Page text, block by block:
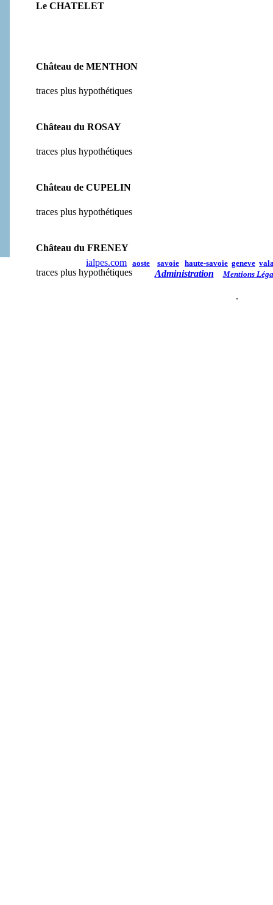
ialpes.com aoste savoie haute-savoie geneve
Administration Mentions
Le CHATELET
Château de MENTHON
traces plus hypothétiques
Château du ROSAY
traces plus hypothétiques
Château de CUPELIN
traces plus hypothétiques
Château du FRENEY
traces plus hypothétiques
.